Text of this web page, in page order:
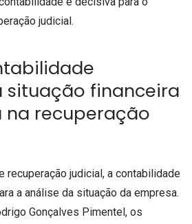
judicial.
situação financeira
na recuperação
recuperação judicial, a contabilidade
a análise da situação da empresa.
Gonçalves Pimentel, os